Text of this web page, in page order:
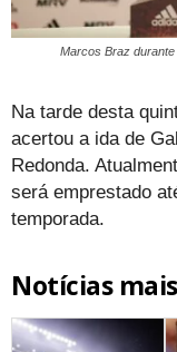
Marcos Braz
Na tarde desta
acertou a ida de
Redonda.
será emprestado
temporada.
Notícias